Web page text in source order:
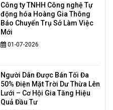
Công ty TNHH Công nghệ Tự
động hóa Hoàng Gia Thông
Báo Chuyển Trụ Sở Làm Việc
Mới
01-07-2026
Người Dân Được Bán Tối Đa
50% Điện Mặt Trời Dư Thừa Lên
Lưới – Cơ Hội Gia Tăng Hiệu
Quả Đầu Tư